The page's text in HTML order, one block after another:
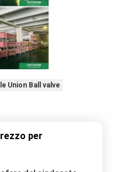
Union Ball valve
per